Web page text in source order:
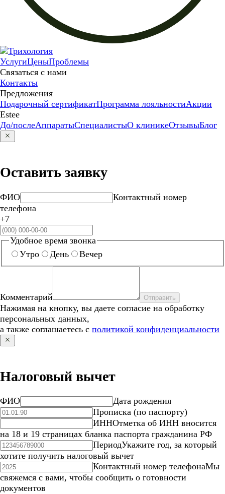
УслугиЦеныПроблемы
Связаться с нами
Контакты
Предложения
Подарочный сертификатПрограмма лояльностиАкции
Estee
До/послеАппаратыСпециалистыО клиникеОтзывыБлог
Оставить заявку
ФИО
Контактный номер
телефона
+7
Удобное время звонка
Утро
День Вечер
Комментарий Отправить
Нажимая на кнопку, вы даете согласие на обработку
персональных данных,
а также соглашаетесь с политикой конфиденциальности
Налоговый вычет
ФИО
Дата рождения
Прописка (по паспорту)
ИННОтметка об ИНН вносится
на 18 и 19 страницах бланка паспорта гражданина РФ
ПериодУкажите год, за который
хотите получить налоговый вычет
Контактный номер телефонаМы
свяжемся с вами, чтобы сообщить о готовности
документов